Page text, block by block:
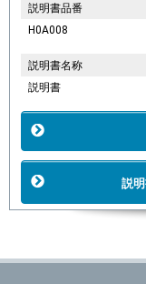
説明書品番
H0A008
説明書名称
説明書
説